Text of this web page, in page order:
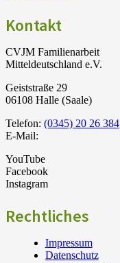
Kontakt
CVJM Familienarbeit
Mitteldeutschland e.V.
Geiststraße 29
06108 Halle (Saale)
Telefon: (0345) 20 26 384
E-Mail:
YouTube
Facebook
Instagram
Rechtliches
Impressum
Datenschutz